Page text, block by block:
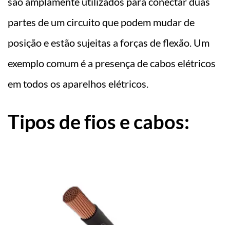
partes de um circuito que podem mudar de
posição e estão sujeitas a forças de flexão. Um
exemplo comum é a presença de cabos elétricos
em todos os aparelhos elétricos.
Tipos de fios e cabos: